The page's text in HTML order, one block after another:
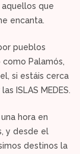
que
encanta.
pueblos
Palamós,
si estáis cerca
ISLAS MEDES.
hora en
y desde el
destinos la